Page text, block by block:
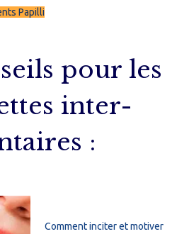
Papilli
pour les
inter-
:
Comment inciter et motiver